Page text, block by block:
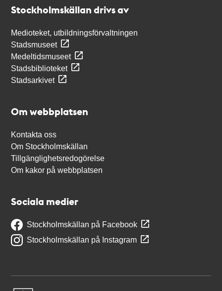
Stockholmskällan drivs av
Medioteket, utbildningsförvaltningen
Stadsmuseet
Medeltidsmuseet
Stadsbiblioteket
Stadsarkivet
Om webbplatsen
Kontakta oss
Om Stockholmskällan
Tillgänglighetsredogörelse
Om kakor på webbplatsen
Sociala medier
Stockholmskällan på Facebook
Stockholmskällan på Instagram